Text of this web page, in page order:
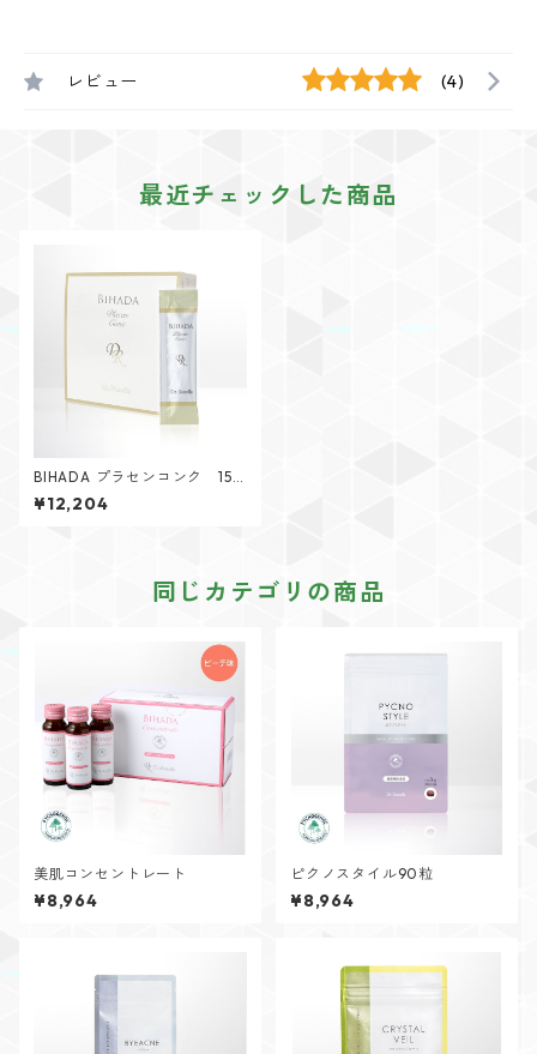
レビュー (4)
最近チェックした商品
BIHADA プラセンコンク 15m
L(30本)
¥12,204
同じカテゴリの商品
美肌コンセントレート
¥8,964
ピクノスタイル90粒
¥8,964